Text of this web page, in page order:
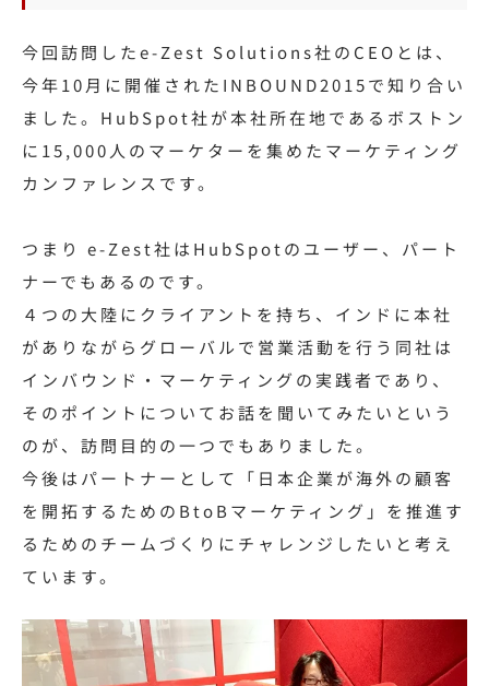
今回訪問したe-Zest Solutions社のCEOとは、
今年10月に開催されたINBOUND2015で知り合い
ました。HubSpot社が本社所在地であるボストン
に15,000人のマーケターを集めたマーケティング
カンファレンスです。
つまり e-Zest社はHubSpotのユーザー、パート
ナーでもあるのです。
４つの大陸にクライアントを持ち、インドに本社
がありながらグローバルで営業活動を行う同社は
インバウンド・マーケティングの実践者であり、
そのポイントについてお話を聞いてみたいという
のが、訪問目的の一つでもありました。
今後はパートナーとして「日本企業が海外の顧客
を開拓するためのBtoBマーケティング」を推進す
るためのチームづくりにチャレンジしたいと考え
ています。